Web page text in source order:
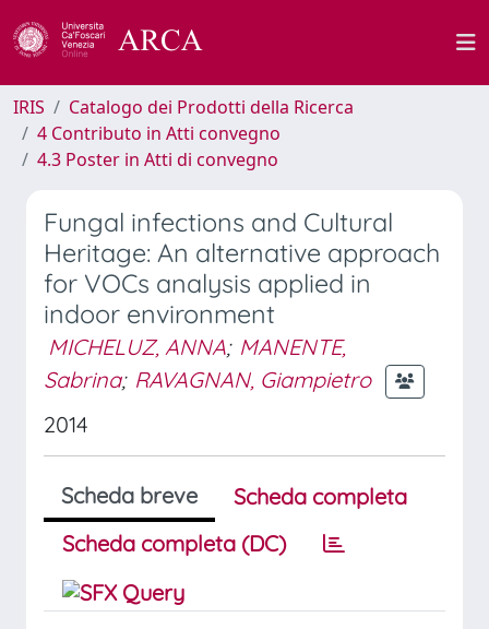
IRIS
Catalogo dei Prodotti della Ricerca
4 Contributo in Atti convegno
4.3 Poster in Atti di convegno
Fungal infections and Cultural
Heritage: An alternative approach
for VOCs analysis applied in
indoor environment
MICHELUZ, ANNA; MANENTE,
Sabrina; RAVAGNAN, Giampietro
2014
Scheda breve
Scheda completa
Scheda completa (DC)